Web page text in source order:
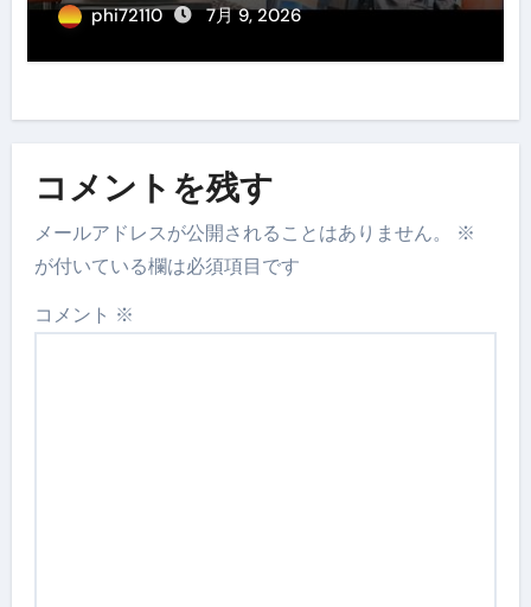
phi72110 7月 9, 2026
コメントを残す
メールアドレスが公開されることはありません。
※
が付いている欄は必須項目です
コメント ※